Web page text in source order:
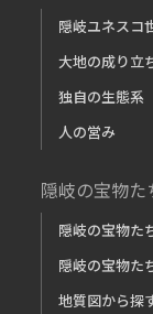
隠岐ユネスコ
大地の成り立
独自の生態系
人の営み
隠岐の宝物
隠岐の宝物た
隠岐の宝物た
地質図から探